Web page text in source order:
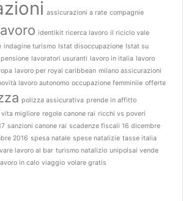
assicurazioni a rate compagnie
identikit ricerca lavoro il riciclo vale
indagine turismo Istat disoccupazione Istat su
lavoratori usuranti lavoro in italia lavoro
lavoro per royal caribbean milano assicurazioni
lavoro autonomo occupazione femminile offerte
polizza assicurativa prende in affitto
migliore regole canone rai ricchi vs poveri
sanzioni canone rai scadenze fiscali 16 dicembre
2016 spesa natale spese natalizie tasse italia
lavoro al bar turismo natalizio unipolsai vende
in calo viaggio volare gratis